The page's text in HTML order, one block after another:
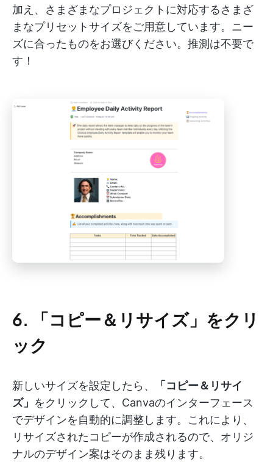
加え、さまざまなプロジェクトに対応するさまざ
まなプリセットサイズをご用意しています。ニー
ズに合ったものをお選びください。推測は不要で
す！
6. 「コピー＆リサイズ」をクリ
ック
新しいサイズを設定したら、
「コピー＆リサイ
ズ」 をクリックして、Canvaのインターフェース
でデザインを自動的に調整します。これにより、
リサイズされたコピーが作成されるので、オリジ
ナルのデザイン案はそのまま残ります。